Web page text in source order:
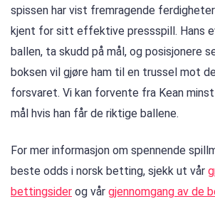
spissen har vist fremragende
kjent for sitt effektive pressspill. Hans
ballen, ta skudd på mål, og posisjonere
boksen vil gjøre ham til en trussel mot
forsvaret. Vi kan forvente fra Kean
mål hvis han får de riktige ballene.
For mer informasjon om spennende
beste odds i norsk betting, sjekk ut vår
bettingsider og vår gjennomgang av de